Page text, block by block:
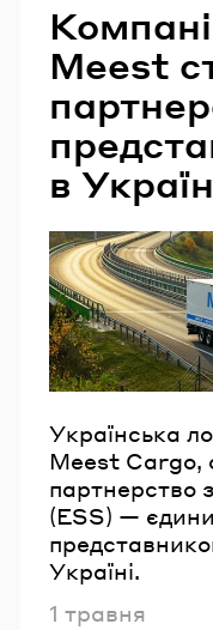
Meest
в
Українська
Meest Cargo,
партнерство
(ESS) —
Україні.
Опубліковано
1 травня